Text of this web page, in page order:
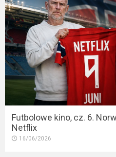
Futbolowe kino, cz. 6.
Netflix
16/06/2026